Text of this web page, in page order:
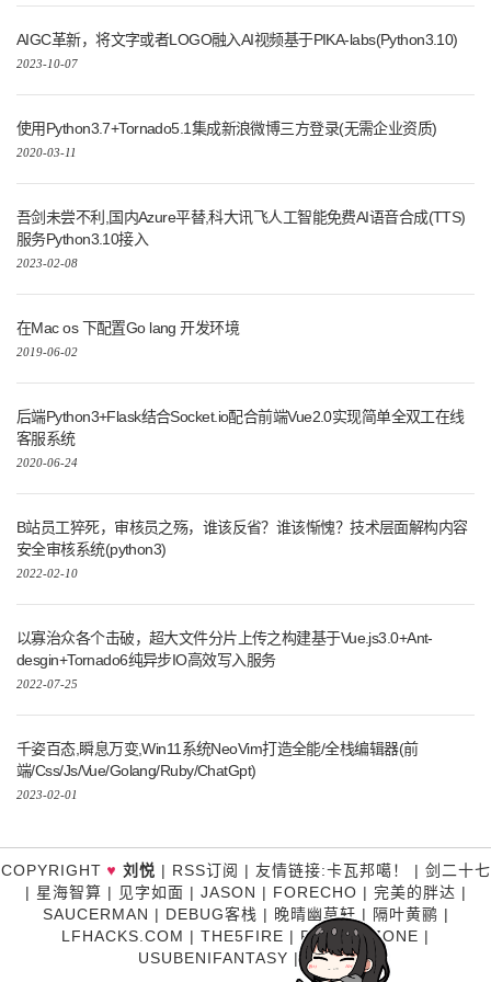
AIGC革新，将文字或者LOGO融入AI视频基于PIKA-labs(Python3.10)
2023-10-07
使用Python3.7+Tornado5.1集成新浪微博三方登录(无需企业资质)
2020-03-11
吾剑未尝不利,国内Azure平替,科大讯飞人工智能免费AI语音合成(TTS)
服务Python3.10接入
2023-02-08
在Mac os 下配置Go lang 开发环境
2019-06-02
后端Python3+Flask结合Socket.io配合前端Vue2.0实现简单全双工在线
客服系统
2020-06-24
B站员工猝死，审核员之殇，谁该反省？谁该惭愧？技术层面解构内容
安全审核系统(python3)
2022-02-10
以寡治众各个击破，超大文件分片上传之构建基于Vue.js3.0+Ant-
desgin+Tornado6纯异步IO高效写入服务
2022-07-25
千姿百态,瞬息万变,Win11系统NeoVim打造全能/全栈编辑器(前
端/Css/Js/Vue/Golang/Ruby/ChatGpt)
2023-02-01
COPYRIGHT ♥ 刘悦 | RSS订阅 | 友情链接:卡瓦邦噶！ | 剑二十七
| 星海智算 | 见字如面 | JASON | FORECHO | 完美的胖达 |
SAUCERMAN | DEBUG客栈 | 晚晴幽草轩 | 隔叶黄鹂 |
LFHACKS.COM | THE5FIRE | P3TERX ZONE |
USUBENIFANTASY | 糊涂说